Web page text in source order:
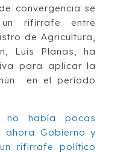
convergencia se
rifirrafe entre
de Agricultura,
Luis Planas, ha
para aplicar la
en el período
no había pocas
ahora Gobierno y
rifirrafe político